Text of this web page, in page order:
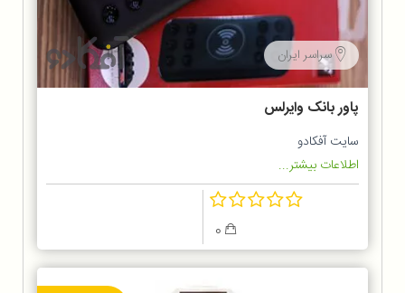
سراسر ایران
پاور بانک وایرلس
سایت آفکادو
اطلاعات بیشتر...